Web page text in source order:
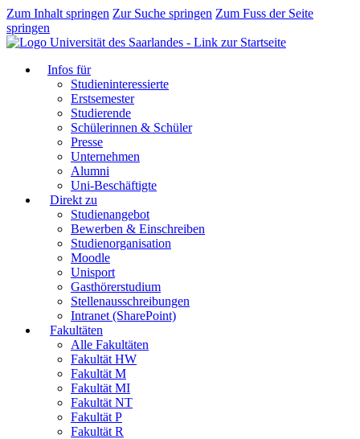
Zum Inhalt springen Zur Suche springen Zum Fuss der Seite
springen
Infos für
Studieninteressierte
Erstsemester
Studierende
Schülerinnen & Schüler
Presse
Unternehmen
Alumni
Uni-Beschäftigte
Direkt zu
Studienangebot
Bewerben & Einschreiben
Studienorganisation
Moodle
Unisport
Gasthörerstudium
Stellenausschreibungen
Intranet (SharePoint)
Fakultäten
Alle Fakultäten
Fakultät HW
Fakultät M
Fakultät MI
Fakultät NT
Fakultät P
Fakultät R